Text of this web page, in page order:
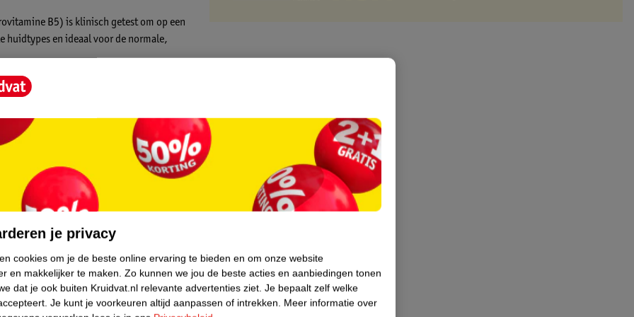
B5) is klinisch getest om op een
huidtypes en ideaal voor de normale,
onzuiverheden te verwijderen zonder je
kan verstoppen.
wordt aanbevolen door dermatologen
zoals acne, eczeem, rosacea en
je privacy
cookies om je de beste online ervaring te bieden en om onze website
en makkelijker te maken. Zo kunnen we jou de beste acties en aanbiedingen tonen
dat je ook buiten Kruidvat.nl relevante advertenties ziet. Je bepaalt zelf welke
Je kunt je voorkeuren altijd aanpassen of intrekken. Meer informatie over